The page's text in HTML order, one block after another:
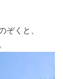
ぞくと、